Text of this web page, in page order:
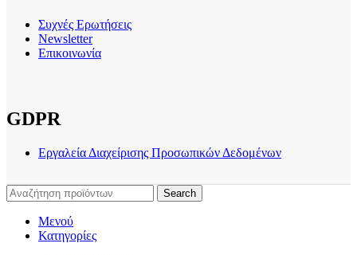
Συχνές Ερωτήσεις
Newsletter
Επικοινωνία
GDPR
Εργαλεία Διαχείρισης Προσωπικών Δεδομένων
Search
Μενού
Κατηγορίες